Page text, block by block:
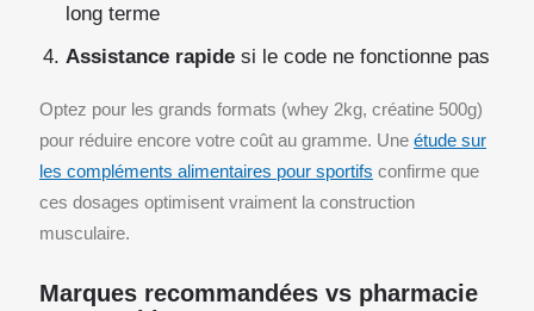
long terme
Assistance rapide si le code ne fonctionne pas
Optez pour les grands formats (whey 2kg, créatine 500g)
pour réduire encore votre coût au gramme. Une étude sur
les compléments alimentaires pour sportifs confirme que
ces dosages optimisent vraiment la construction
musculaire.
Marques recommandées vs pharmacie